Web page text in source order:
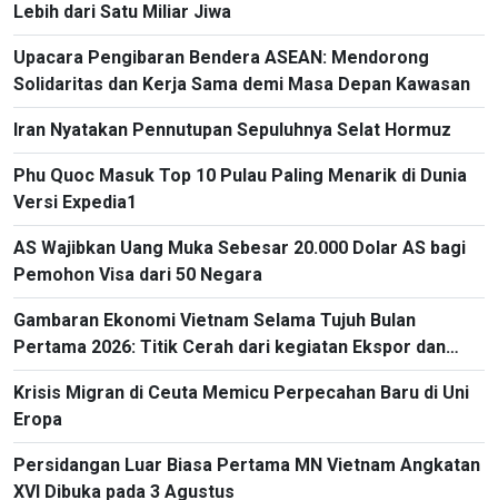
Lebih dari Satu Miliar Jiwa
Upacara Pengibaran Bendera ASEAN: Mendorong
Solidaritas dan Kerja Sama demi Masa Depan Kawasan
Iran Nyatakan Pennutupan Sepuluhnya Selat Hormuz
Phu Quoc Masuk Top 10 Pulau Paling Menarik di Dunia
Versi Expedia1
AS Wajibkan Uang Muka Sebesar 20.000 Dolar AS bagi
Pemohon Visa dari 50 Negara
Gambaran Ekonomi Vietnam Selama Tujuh Bulan
Pertama 2026: Titik Cerah dari kegiatan Ekspor dan
Impor
Krisis Migran di Ceuta Memicu Perpecahan Baru di Uni
Eropa
Persidangan Luar Biasa Pertama MN Vietnam Angkatan
XVI Dibuka pada 3 Agustus